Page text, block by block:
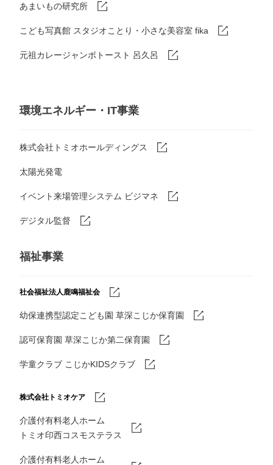
あまいもの研究所
こども写真館 スタジオことり・小さな美容室 fika
元祖カレージャンボトースト 呂久呂
環境エネルギー・IT事業
株式会社トミオホールディングス
太陽光発電
イベント来場管理システム ビジマネ
デジタル監督
福祉事業
社会福祉法人鹿鳴福祉会
幼保連携型認定こども園 草深こじか保育園
認可保育園 草深こじか第二保育園
学童クラブ こじかKIDSクラブ
株式会社トミオケア
介護付有料老人ホーム
トミオ印西コスモステラス
介護付有料老人ホーム